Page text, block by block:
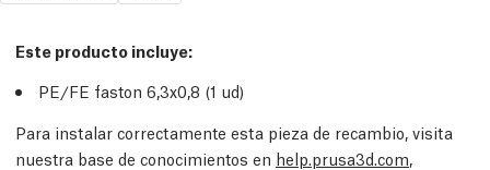
Este producto incluye:
PE/FE faston 6,3x0,8 (1 ud)
Para instalar correctamente esta pieza de recambio, visita
nuestra base de conocimientos en help.prusa3d.com,